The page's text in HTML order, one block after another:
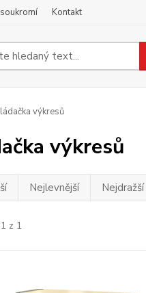
Kontakt
výkresů
výkresů
Nejlevnější Nejdražší
z 1